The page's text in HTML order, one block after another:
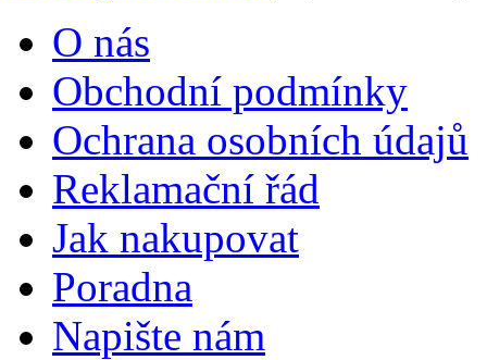
O nás
Obchodní podmínky
Ochrana osobních údajů
Reklamační řád
Jak nakupovat
Poradna
Napište nám